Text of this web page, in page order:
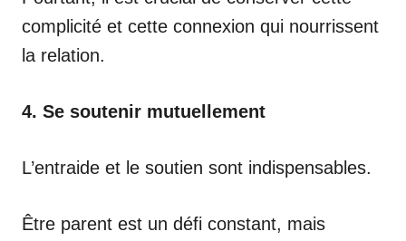
complicité et cette connexion qui nourrissent
la relation.
4. Se soutenir mutuellement
L’entraide et le soutien sont indispensables.
Être parent est un défi constant, mais